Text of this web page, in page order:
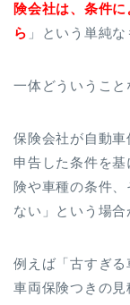
険会社は、条件
ら 」という単純な
一体どういうこと
保険会社が自動
申告した条件を
険や車種の条件
ない」という場合
例えば「古すぎる
車両保険つきの見